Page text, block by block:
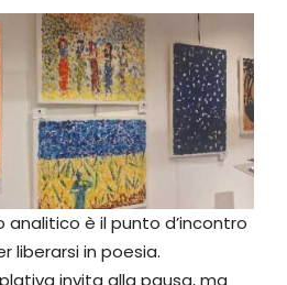
analitico è il punto d’incontro
liberarsi in poesia.
invita alla pausa, ma